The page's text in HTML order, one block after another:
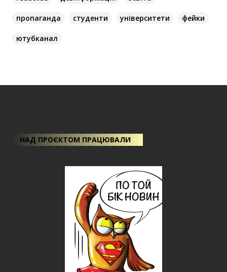
пропаганда студенти університети фейки
ютубканал
НАД ПРОЄКТОМ ПРАЦЮВАЛИ